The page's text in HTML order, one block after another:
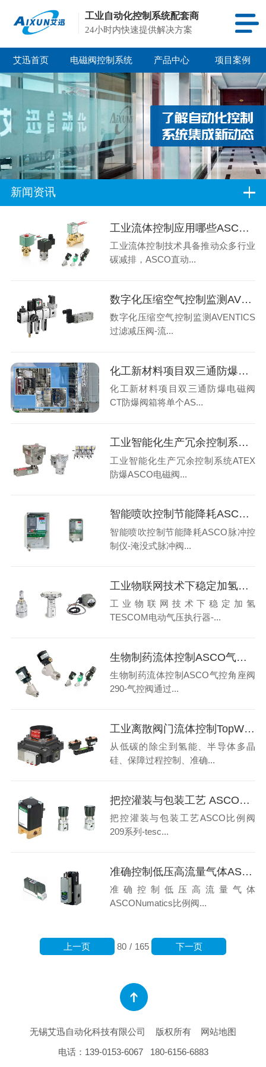
工业自动化控制系统配套商
24小时内快速提供解决方案
艾迅首页 电磁阀控制系统 产品中心 项目案例
新闻资讯
工业流体控制应用哪些ASCO直动式电磁阀-气控角座阀？
工业流体控制技术具备推动众多行业
碳减排，ASCO直动...
数字化压缩空气控制监测AVENTICS过滤减压阀-流量传感器-电磁阀
数字化压缩空气控制监测AVENTICS
过滤减压阀-流...
化工新材料项目双三通防爆电磁阀CT防爆阀箱
化工新材料项目双三通防爆电磁阀
CT防爆阀箱将单个AS...
工业智能化生产冗余控制系统ATEX防爆ASCO电磁阀-紧急切断阀
工业智能化生产冗余控制系统ATEX
防爆ASCO电磁阀...
智能喷吹控制节能降耗ASCO脉冲控制仪-淹没式脉冲阀
智能喷吹控制节能降耗ASCO脉冲控
制仪-淹没式脉冲阀...
工业物联网技术下稳定加氢TESCOM电动气压执行器-背压阀
工业物联网技术下稳定加氢
TESCOM电动气压执行器-...
生物制药流体控制ASCO气控角座阀290-气控阀
生物制药流体控制ASCO气控角座阀
290-气控阀通过...
工业离散阀门流体控制TopWorx阀门控制器-ASCO电磁阀
从低碳的除尘到氢能、半导体多晶
硅、保障过程控制、准确...
把控灌装与包装工艺 ASCO比例阀209 系列-tescom调压器
把控灌装与包装工艺ASCO比例阀
209系列-tesc...
准确控制低压高流量气体ASCONumatics比例阀607-AVENTICS614比例阀
准确控制低压高流量气体
ASCONumatics比例阀...
80 / 165
上一页 下一页
无锡艾迅自动化科技有限公司 版权所有
网站地图
电话： 139-0153-6067
180-6156-6883